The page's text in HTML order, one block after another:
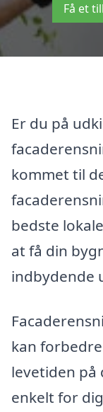
Få et
Er du på
kommet til
bedste
at få din
indbydende
kan
levetiden på
enkelt for